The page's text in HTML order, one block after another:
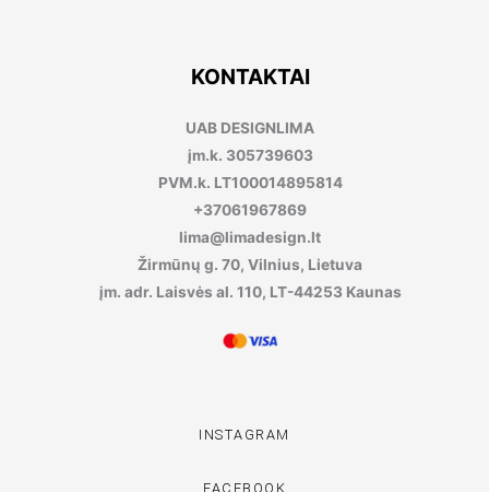
KONTAKTAI
UAB DESIGNLIMA
įm.k. 305739603
PVM.k. LT100014895814
+37061967869
lima@limadesign.lt
Žirmūnų g. 70, Vilnius, Lietuva
įm. adr. Laisvės al. 110, LT-44253 Kaunas
INSTAGRAM
FACEBOOK